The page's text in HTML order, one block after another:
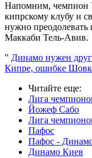
Напомним, чемпион
кипрскому клубу и
нужно
Маккаби Тель-Авив.
" Динамо нужен
Кипре, ошибке
Читайте еще:
Лига
Йожеф Сабо
Лига
Пафос
Пафос -
Динамо Киев